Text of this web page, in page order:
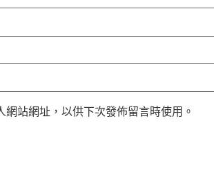
站網址，以供下次發佈留言時使用。